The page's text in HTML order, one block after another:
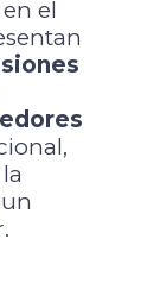
el